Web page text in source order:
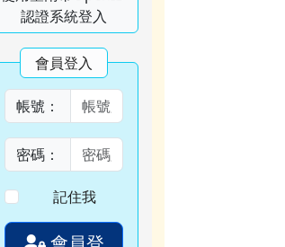
認證系統登入
會員登入
帳號：
密碼：
記住我